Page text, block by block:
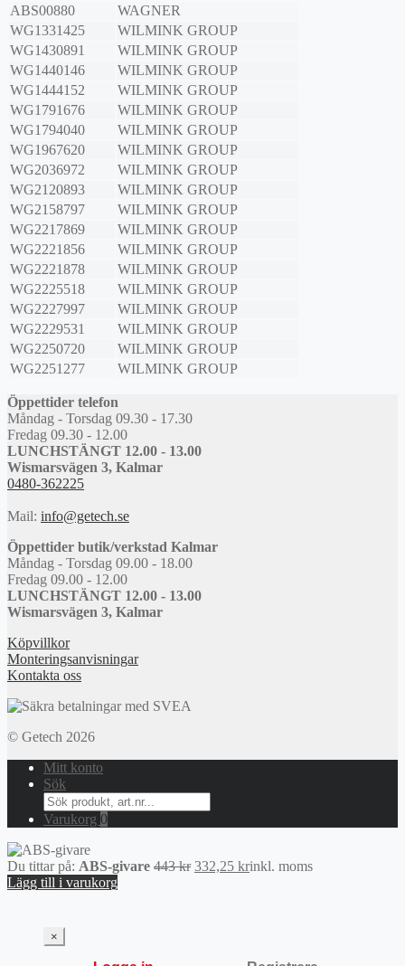
ABS00880
WAGNER
WG1331425
WILMINK GROUP
WG1430891
WILMINK GROUP
WG1440146
WILMINK GROUP
WG1444152
WILMINK GROUP
WG1791676
WILMINK GROUP
WG1794040
WILMINK GROUP
WG1967620
WILMINK GROUP
WG2036972
WILMINK GROUP
WG2120893
WILMINK GROUP
WG2158797
WILMINK GROUP
WG2217869
WILMINK GROUP
WG2221856
WILMINK GROUP
WG2221878
WILMINK GROUP
WG2225518
WILMINK GROUP
WG2227997
WILMINK GROUP
WG2229531
WILMINK GROUP
WG2250720
WILMINK GROUP
WG2251277
WILMINK GROUP
Öppettider telefon
Måndag - Torsdag 09.30 - 17.30
Fredag 09.30 - 12.00
LUNCHSTÄNGT 12.00 - 13.00
Wismarsvägen 3, Kalmar
0480-362225
Mail: info@getech.se
Öppettider butik/verkstad Kalmar
Måndag - Torsdag 09.00 - 18.00
Fredag 09.00 - 12.00
LUNCHSTÄNGT 12.00 - 13.00
Wismarsvägen 3, Kalmar
Köpvillkor
Monteringsanvisningar
Kontakta oss
© Getech 2026
Mitt konto
Sök
Search
for:
Varukorg 0
Du tittar på: ABS-givare 443kr Det
332,25 krDet
inkl. moms
Lägg till i varukorg
×